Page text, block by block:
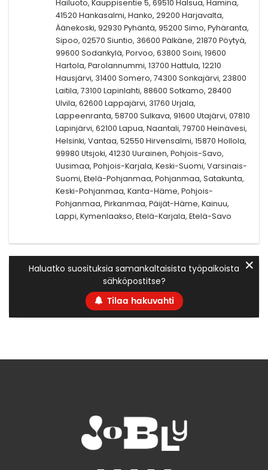
Hailuoto, Kauppisentie 5, 69510 Halsua, Hamina,
41520 Hankasalmi, Hanko, 29200 Harjavalta,
Äänekoski, 92930 Pyhäntä, 95200 Simo, Pyhäranta,
Sipoo, 02570 Siuntio, 36600 Pälkäne, 21870 Pöytyä,
99600 Sodankylä, Porvoo, 63800 Soini, 19600
Hartola, Parolannummi, 13700 Hattula, 12210
Hausjärvi, 31400 Somero, 74300 Sonkajärvi, 23800
Laitila, 73100 Lapinlahti, 88600 Sotkamo, 28400
Ulvila, 62600 Lappajärvi, 31760 Urjala,
Lappeenranta, 58700 Sulkava, 91600 Utajärvi, 07810
Lapinjärvi, 62100 Lapua, Naantali, 79700 Heinävesi,
Helsinki, Vantaa, 52550 Hirvensalmi, 15870 Hollola,
99980 Utsjoki, 41230 Uurainen, Pohjois-Savo,
Uusimaa, Pohjois-Karjala, Keski-Suomi, Varsinais-
Suomi, Etelä-Pohjanmaa, Pohjanmaa, Satakunta,
Keski-Pohjanmaa, Kanta-Häme, Pohjois-
Pohjanmaa, Pirkanmaa, Päijät-Häme, Kainuu,
Lappi, Kymenlaakso, Etelä-Karjala, Etelä-Savo
Haluatko suosituksia samankaltaisista työpaikoista
sähköpostitse?
Tilaa hakuvahti
✕